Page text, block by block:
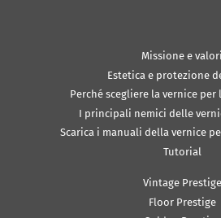
Missione e valori
Estetica e protezione
Perché scegliere la vernice per
I principali nemici delle
Scarica i manuali della vernice
Tutorial
Vintage Prestige
Floor Prestige